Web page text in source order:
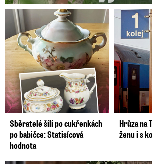
Sběratelé šílí po cukřenkách
po babičce: Statisícová
hodnota
Hrůza na
ženu i s